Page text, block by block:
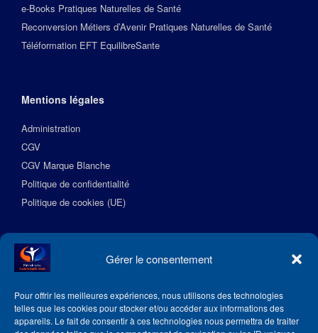
Gérer le consentement
Pour offrir les meilleures expériences, nous utilisons des technologies
telles que les cookies pour stocker et/ou accéder aux informations des
appareils. Le fait de consentir à ces technologies nous permettra de traiter
e-Books Pratiques Naturelles de Santé
Reconversion Métiers d’Avenir Pratiques Naturelles de Santé
Téléformation EFT EquilibreSante
Mentions légales
Administration
CGV
CGV Marque Blanche
Politique de confidentialité
Politique de cookies (UE)
Suivez l’Académie EquilibreSante